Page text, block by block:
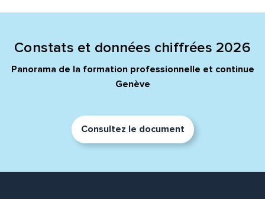
Constats et données chiffrées 2026
Panorama de la formation professionnelle et continue
Genève
Consultez le document